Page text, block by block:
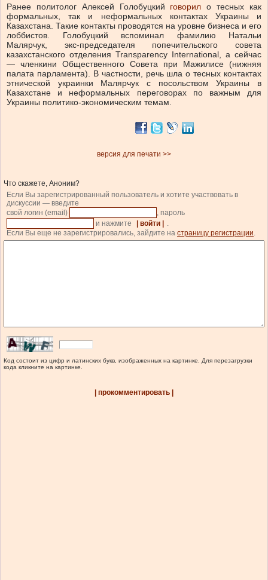
Ранее политолог Алексей Голобуцкий говорил о тесных как
формальных, так и неформальных контактах Украины и
Казахстана. Такие контакты проводятся на уровне бизнеса и его
лоббистов. Голобуцкий вспоминал фамилию Натальи
Малярчук, экс-председателя попечительского совета
казахстанского отделения Transparency International, а сейчас
— членкини Общественного Совета при Мажилисе (нижняя
палата парламента). В частности, речь шла о тесных контактах
этнической украинки Малярчук с посольством Украины в
Казахстане и неформальных переговорах по важным для
Украины политико-экономическим темам.
версия для печати >>
Что скажете, Аноним?
Если Вы зарегистрированный пользователь и хотите участвовать в
дискуссии — введите
свой логин (email)
, пароль
и нажмите
| войти |
.
Если Вы еще не зарегистрировались, зайдите на страницу регистрации.
Код состоит из цифр и латинских букв, изображенных на картинке. Для перезагрузки
кода кликните на картинке.
| прокомментировать |